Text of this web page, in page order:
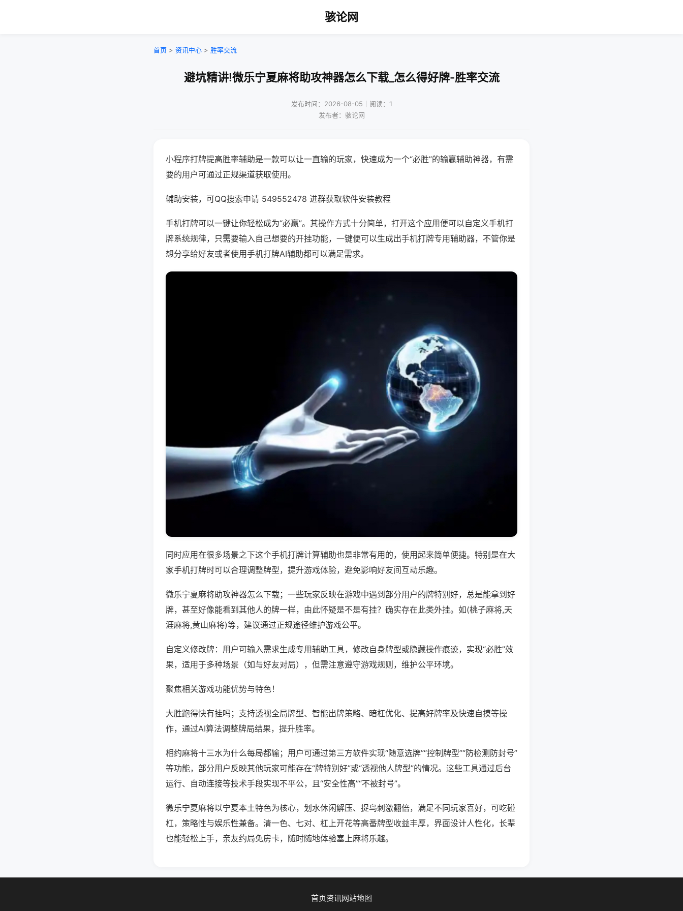
骇论网
首页 > 资讯中心 > 胜率交流
避坑精讲!微乐宁夏麻将助攻神器怎么下载_怎么得好牌-胜率交流
发布时间：2026-08-05｜阅读：1
发布者：骇论网
小程序打牌提高胜率辅助是一款可以让一直输的玩家，快速成为一个“必胜”的输赢辅助神器，有需
要的用户可通过正规渠道获取使用。
辅助安装，可QQ搜索申请 549552478 进群获取软件安装教程
手机打牌可以一键让你轻松成为“必赢”。其操作方式十分简单，打开这个应用便可以自定义手机打
牌系统规律，只需要输入自己想要的开挂功能，一键便可以生成出手机打牌专用辅助器，不管你是
想分享给好友或者使用手机打牌AI辅助都可以满足需求。
同时应用在很多场景之下这个手机打牌计算辅助也是非常有用的，使用起来简单便捷。特别是在大
家手机打牌时可以合理调整牌型，提升游戏体验，避免影响好友间互动乐趣。
微乐宁夏麻将助攻神器怎么下载；一些玩家反映在游戏中遇到部分用户的牌特别好，总是能拿到好
牌，甚至好像能看到其他人的牌一样，由此怀疑是不是有挂？确实存在此类外挂。如(桃子麻将,天
涯麻将,黄山麻将)等，建议通过正规途径维护游戏公平。
自定义修改牌：用户可输入需求生成专用辅助工具，修改自身牌型或隐藏操作痕迹，实现“必胜”效
果，适用于多种场景（如与好友对局），但需注意遵守游戏规则，维护公平环境。
聚焦相关游戏功能优势与特色！
大胜跑得快有挂吗；支持透视全局牌型、智能出牌策略、暗杠优化、提高好牌率及快速自摸等操
作，通过AI算法调整牌局结果，提升胜率。
相约麻将十三水为什么每局都输；用户可通过第三方软件实现“随意选牌”“控制牌型”“防检测防封号”
等功能，部分用户反映其他玩家可能存在“牌特别好”或“透视他人牌型”的情况。这些工具通过后台
运行、自动连接等技术手段实现不平公，且“安全性高”“不被封号”。
微乐宁夏麻将以宁夏本土特色为核心，划水休闲解压、捉鸟刺激翻倍，满足不同玩家喜好，可吃碰
杠，策略性与娱乐性兼备。清一色、七对、杠上开花等高番牌型收益丰厚，界面设计人性化，长辈
也能轻松上手，亲友约局免房卡，随时随地体验塞上麻将乐趣。
首页资讯网站地图